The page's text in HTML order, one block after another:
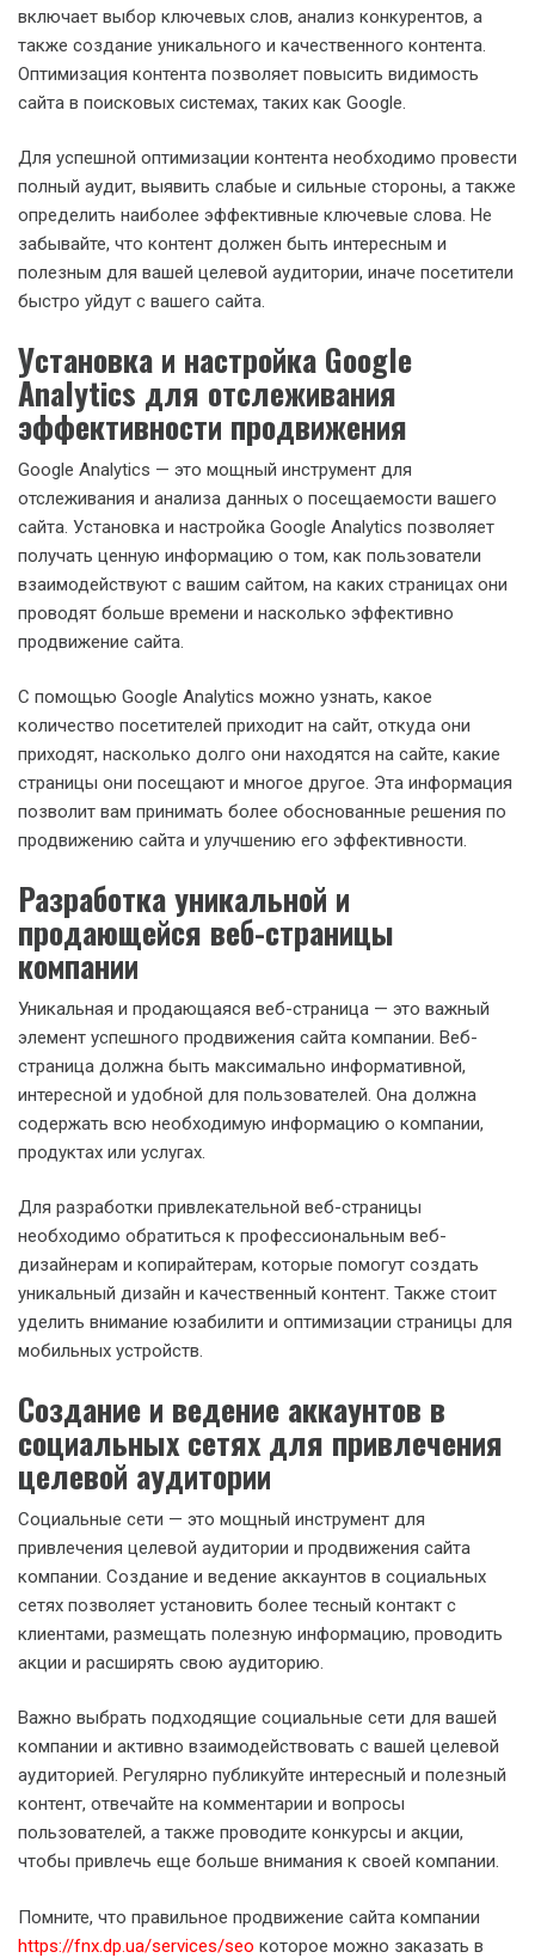
включает выбор ключевых слов, анализ конкурентов, а
также создание уникального и качественного контента.
Оптимизация контента позволяет повысить видимость
сайта в поисковых системах, таких как Google.
Для успешной оптимизации контента необходимо провести
полный аудит, выявить слабые и сильные стороны, а также
определить наиболее эффективные ключевые слова. Не
забывайте, что контент должен быть интересным и
полезным для вашей целевой аудитории, иначе посетители
быстро уйдут с вашего сайта.
Установка и настройка Google
Analytics для отслеживания
эффективности продвижения
Google Analytics — это мощный инструмент для
отслеживания и анализа данных о посещаемости вашего
сайта. Установка и настройка Google Analytics позволяет
получать ценную информацию о том, как пользователи
взаимодействуют с вашим сайтом, на каких страницах они
проводят больше времени и насколько эффективно
продвижение сайта.
С помощью Google Analytics можно узнать, какое
количество посетителей приходит на сайт, откуда они
приходят, насколько долго они находятся на сайте, какие
страницы они посещают и многое другое. Эта информация
позволит вам принимать более обоснованные решения по
продвижению сайта и улучшению его эффективности.
Разработка уникальной и
продающейся веб-страницы
компании
Уникальная и продающаяся веб-страница — это важный
элемент успешного продвижения сайта компании. Веб-
страница должна быть максимально информативной,
интересной и удобной для пользователей. Она должна
содержать всю необходимую информацию о компании,
продуктах или услугах.
Для разработки привлекательной веб-страницы
необходимо обратиться к профессиональным веб-
дизайнерам и копирайтерам, которые помогут создать
уникальный дизайн и качественный контент. Также стоит
уделить внимание юзабилити и оптимизации страницы для
мобильных устройств.
Создание и ведение аккаунтов в
социальных сетях для привлечения
целевой аудитории
Социальные сети — это мощный инструмент для
привлечения целевой аудитории и продвижения сайта
компании. Создание и ведение аккаунтов в социальных
сетях позволяет установить более тесный контакт с
клиентами, размещать полезную информацию, проводить
акции и расширять свою аудиторию.
Важно выбрать подходящие социальные сети для вашей
компании и активно взаимодействовать с вашей целевой
аудиторией. Регулярно публикуйте интересный и полезный
контент, отвечайте на комментарии и вопросы
пользователей, а также проводите конкурсы и акции,
чтобы привлечь еще больше внимания к своей компании.
Помните, что правильное продвижение сайта компании
https://fnx.dp.ua/services/seo которое можно заказать в